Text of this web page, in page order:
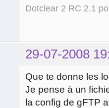
Dotclear 2 RC 2.1
29-07-2008
Que te donne les
Je pense à un
la config de gFTP